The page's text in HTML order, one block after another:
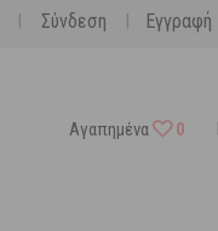
| Σύνδεση | Εγγραφή
Αγαπημένα 0